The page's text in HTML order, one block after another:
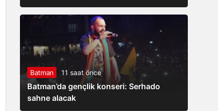
Batman 11 saat önce
Batman’da gençlik konseri: Serhado
sahne alacak